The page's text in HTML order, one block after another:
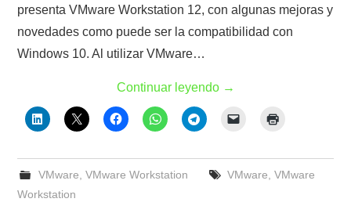
presenta VMware Workstation 12, con algunas mejoras y
novedades como puede ser la compatibilidad con
Windows 10. Al utilizar VMware…
Continuar leyendo →
VMware VMware Workstation VMware VMware
Workstation